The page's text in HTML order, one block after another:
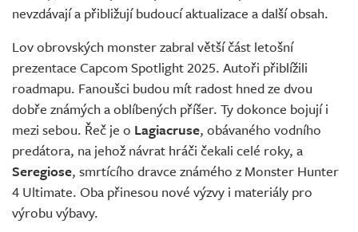
nevzdávají a přibližují budoucí aktualizace a další obsah.
Lov obrovských monster zabral větší část letošní
prezentace Capcom Spotlight 2025. Autoři přiblížili
roadmapu. Fanoušci budou mít radost hned ze dvou
dobře známých a oblíbených příšer. Ty dokonce bojují i
mezi sebou. Řeč je o Lagiacruse, obávaného vodního
predátora, na jehož návrat hráči čekali celé roky, a
Seregiose, smrtícího dravce známého z Monster Hunter
4 Ultimate. Oba přinesou nové výzvy i materiály pro
výrobu výbavy.